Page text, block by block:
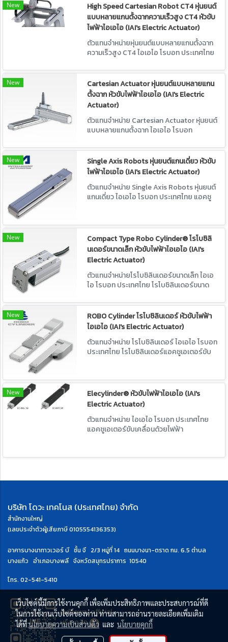
New
High Speed Cartesian Robot CT4 หุ่นยนต์
แบบหลายแกนตั้งฉากความเร็วสูง CT4 หัวขับ
ไฟฟ้าไอเอไอ (IAI's Electric Actuator)
ตัวแทนจำหน่ายหุ่นยนต์แบบหลายแกนตั้งฉาก
ความเร็วสูง CT4 ไอเอไอ โรบอท ประเทศไทย
New
Cartesian Actuator หุ่นยนต์แบบหลายแกน
ตั้งฉาก หัวขับไฟฟ้าไอเอไอ (IAI's Electric
Actuator)
ตัวแทนจำหน่าย Cartesian Actuator หุ่นยนต์
แบบหลายแกนตั้งฉาก ไอเอไอ โรบอท
ไฟฟ้า
New
Single Axis Robots หุ่นยนต์แกนเดี่ยว หัวขับ
ไฟฟ้าไอเอไอ (IAI's Electric Actuator)
ตัวแทนจำหน่าย Single Axis Robots หุ่นยนต์
แกนเดี่ยว ไอเอไอ โรบอท ประเทศไทย แอคชู
New
Compact Type Robo Cylinder® โรโบซิลิ
นเดอร์ขนาดเล็ก หัวขับไฟฟ้าไอเอไอ (IAI's
Electric Actuator)
ตัวแทนจำหน่ายโรโบซิลินเดอร์ขนาดเล็ก ไอเอ
ไอ โรบอท ประเทศไทย โรโบซิลินเดอร์ขนาด
New
ROBO Cylinder โรโบซิลินเดอร์ หัวขับไฟฟ้า
ไอเอไอ (IAI's Electric Actuator)
ตัวแทนจำหน่าย โรโบซิลินเดอร์ ไอเอไอ โรบอท
ประเทศไทย โรโบซิลินเดอร์แอคชูเอเตอร์ขับ
New
Elecylinder® หัวขับไฟฟ้าไอเอไอ (IAI's
Electric Actuator)
ตัวแทนจำหน่าย ไอเอไอ โรบอท ประเทศไทย
แอคชูเอเตอร์ขับเคลื่อนด้วยไฟฟ้า
บริษัท โดวะ เทคโนส (ประเทศไทย) จำกัด
สำนักงานใหญ่
(เลขประจำตัวผู้เสียภาษี 0105554136353)
อาคารบางนาทาวเวอร์ บี ชั้น จี 2/3 หมู่ที่ 14 ถนนบางนา-ตราด กม. 6.5 ตำบล
บางแก้ว อำเภอบางพลี จังหวัดสมุทรปราการ 10540
โทร. 02-541-5410
@dhowa_official
หรือคลิก
เว็บไซต์นี้มีการใช้งานคุกกี้ เพื่อเพิ่มประสิทธิภาพและประสบการณ์ที่ดี
ในการใช้งานเว็บไซต์ของท่าน ท่านสามารถอ่านรายละเอียดเพิ่มเติม
ได้ที่นโยบายความเป็นส่วนตัว และ นโยบายคุกกี้